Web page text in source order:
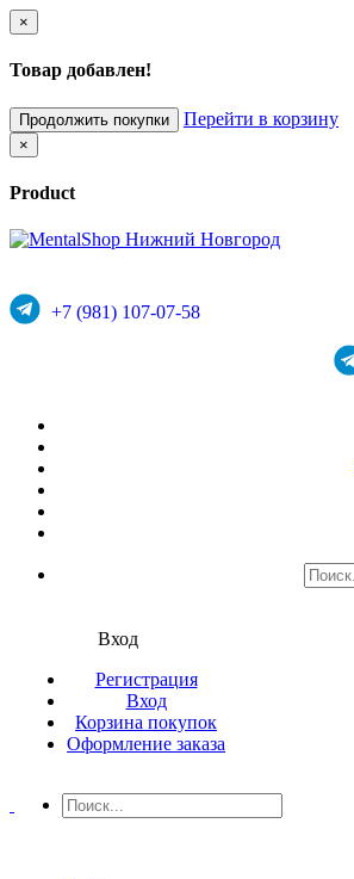
×
Товар добавлен!
Продолжить покупки Перейти в корзину
×
Product
+7 (981) 107-07-58
Вход
Регистрация
Вход
Корзина покупок
Оформление заказа